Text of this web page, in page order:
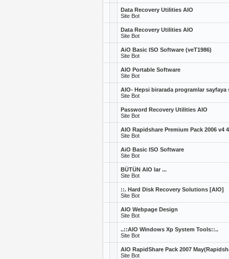
Data Recovery Utilities AIO
Site Bot
Data Recovery Utilities AIO
Site Bot
AiO Basic ISO Software (veT1986)
Site Bot
AIO Portable Software
Site Bot
AIO- Hepsi birarada programlar sayfaya
Site Bot
Password Recovery Utilities AIO
Site Bot
AIO Rapidshare Premium Pack 2006 v4
Site Bot
AiO Basic ISO Software
Site Bot
BÜTÜN AIO lar ...
Site Bot
::. Hard Disk Recovery Solutions [AIO]
Site Bot
AIO Webpage Design
Site Bot
..::AIO Windows Xp System Tools::..
Site Bot
AIO RapidShare Pack 2007
Site Bot